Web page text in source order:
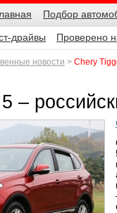
Подбор
драйвы Проверено
новости Chery
–